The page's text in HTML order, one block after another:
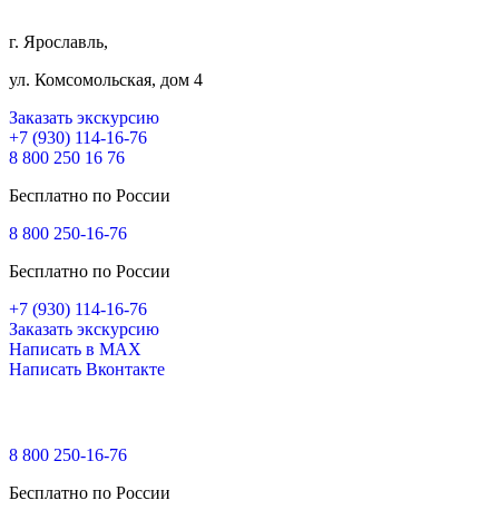
г. Ярославль,
ул. Комсомольская, дом 4
Заказать экскурсию
+7 (930) 114-16-76
8 800 250 16 76
Бесплатно по России
8 800 250-16-76
Бесплатно по России
+7 (930) 114-16-76
Заказать экскурсию
Написать в MAX
Написать Вконтакте
8 800 250-16-76
Бесплатно по России